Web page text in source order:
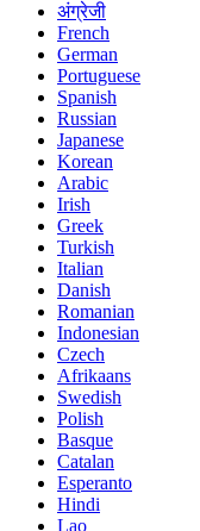
अंग्रेजी
French
German
Portuguese
Spanish
Russian
Japanese
Korean
Arabic
Irish
Greek
Turkish
Italian
Danish
Romanian
Indonesian
Czech
Afrikaans
Swedish
Polish
Basque
Catalan
Esperanto
Hindi
Lao